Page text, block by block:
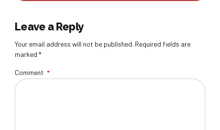
Leave a Reply
Your email address will not be published. Required fields are
marked *
Comment *